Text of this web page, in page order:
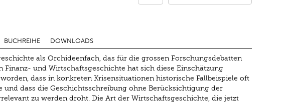
BUCHREIHE DOWNLOADS
als Orchideenfach, das für die grossen Forschungsdebatten
Finanz- und Wirtschaftsgeschichte hat sich diese Einschätzung
dass in konkreten Krisensituationen historische Fallbeispiele oft
und dass die Geschichtsschreibung ohne Berücksichtigung der
zu werden droht. Die Art der Wirtschaftsgeschichte, die jetzt